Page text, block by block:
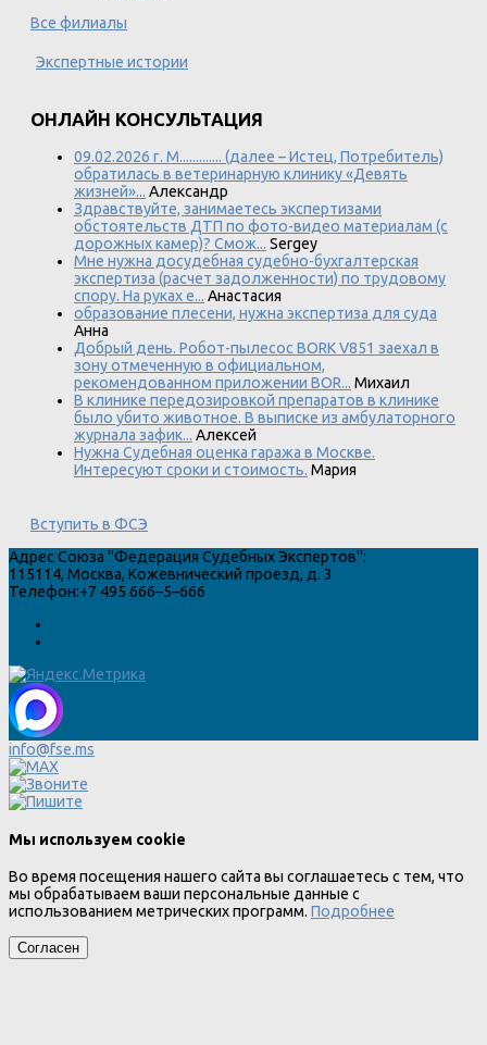
Все филиалы
Экспертные истории
ОНЛАЙН КОНСУЛЬТАЦИЯ
09.02.2026 г. М............. (далее – Истец, Потребитель)
обратилась в ветеринарную клинику «Девять
жизней»... Александр
Здравствуйте, занимаетесь экспертизами
обстоятельств ДТП по фото-видео материалам (с
дорожных камер)? Смож... Sergey
Мне нужна досудебная судебно-бухгалтерская
экспертиза (расчет задолженности) по трудовому
спору. На руках е... Анастасия
образование плесени, нужна экспертиза для суда
Анна
Добрый день. Робот-пылесос BORK V851 заехал в
зону отмеченную в официальном,
рекомендованном приложении BOR... Михаил
В клинике передозировкой препаратов в клинике
было убито животное. В выписке из амбулаторного
журнала зафик... Алексей
Нужна Судебная оценка гаража в Москве.
Интересуют сроки и стоимость. Мария
Вступить в ФСЭ
Адрес Союза "Федерация Судебных Экспертов":
115114, Москва, Кожевнический проезд, д. 3
Телефон:+7 495 666–5–666
info@fse.ms
Мы используем cookie
Во время посещения нашего сайта вы соглашаетесь с тем, что
мы обрабатываем ваши персональные данные с
использованием метрических программ. Подробнее
Согласен